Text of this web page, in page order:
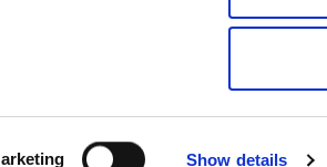
Show details